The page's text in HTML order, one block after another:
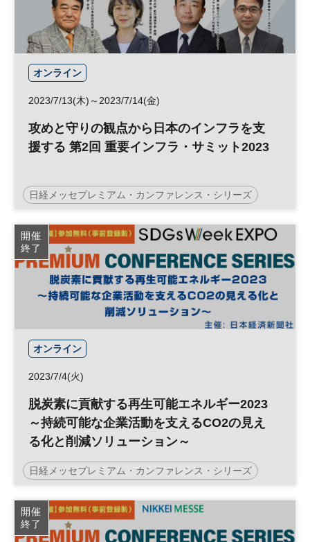
オンライン
2023/7/13(木)～2023/7/14(金)
攻めと守りの観点から日本のインフラを支
援する 第2回 重要インフラ・サミット2023
日経メッセプレミアム・カンファレンス・シリーズ
セキュリティ 参加無料
プレミアム・カンファレンス・シリーズ
開催
終了
オンライン
2023/7/4(火)
脱炭素に貢献する再生可能エネルギー2023
～持続可能な企業活動を支えるCO2の見え
る化と削減ソリューション～
日経メッセプレミアム・カンファレンス・シリーズ
企業価値向上 SDGs Week EXPO 社会課題
サステナビリティ 企業価値 脱炭素
開催
終了